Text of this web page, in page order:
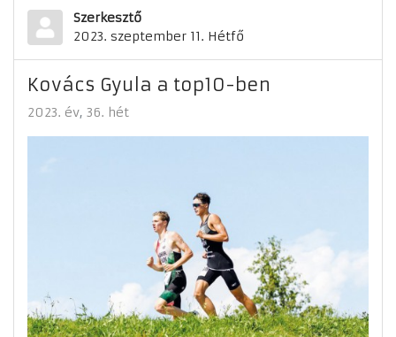
Szerkesztő
2023. szeptember 11. Hétfő
Kovács Gyula a top10-ben
2023. év 36. hét